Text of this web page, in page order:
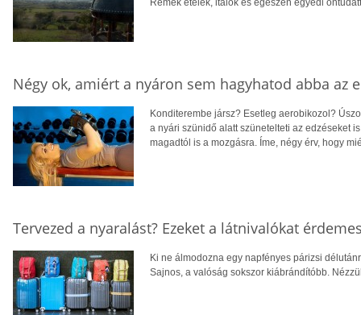
Remek ételek, italok és egészen egyedi
Négy ok, amiért a nyáron sem hagyhatod abba az
Konditerembe jársz? Esetleg aerobikozol?
a nyári szünidő alatt szünetelteti az edzéseket
magadtól is a mozgásra. Íme, négy érv, hogy
Tervezed a nyaralást? Ezeket a látnivalókat
Ki ne álmodozna egy napfényes párizsi
Sajnos, a valóság sokszor kiábrándítóbb.